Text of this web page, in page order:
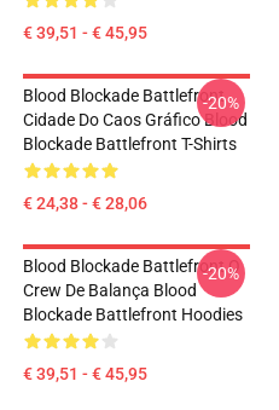
€ 39,51 - € 45,95
Blood Blockade Battlefront
Cidade Do Caos Gráfico Blood
Blockade Battlefront T-Shirts
€ 24,38 - € 28,06
-20%
Blood Blockade Battlefront O
Crew De Balança Blood
Blockade Battlefront Hoodies
€ 39,51 - € 45,95
-20%